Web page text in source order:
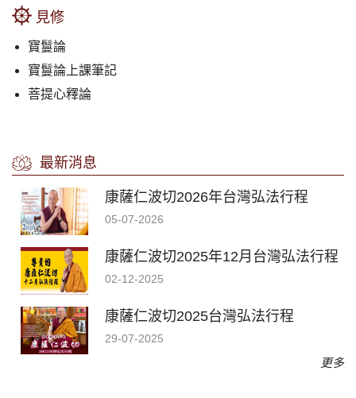
見修
寶鬘論
寶鬘論上課筆記
菩提心釋論
最新消息
康薩仁波切2026年台灣弘法行程
05-07-2026
康薩仁波切2025年12月台灣弘法行程
02-12-2025
康薩仁波切2025台灣弘法行程
29-07-2025
更多